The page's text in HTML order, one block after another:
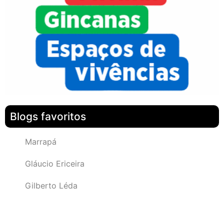
Blogs favoritos
Marrapá
Gláucio Ericeira
Gilberto Léda